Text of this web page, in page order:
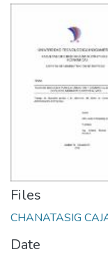
Files
CHANATASIG
Date